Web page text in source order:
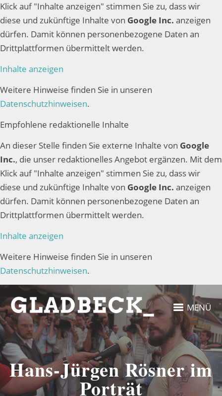
Klick auf "Inhalte anzeigen" stimmen Sie zu, dass wir
diese und zukünftige Inhalte von Google Inc. anzeigen
dürfen. Damit können personenbezogene Daten an
Drittplattformen übermittelt werden.
Inhalte anzeigen
Weitere Hinweise finden Sie in unseren
Datenschutzhinweisen.
Empfohlene redaktionelle Inhalte
An dieser Stelle finden Sie externe Inhalte von Google
Inc., die unser redaktionelles Angebot ergänzen. Mit dem
Klick auf "Inhalte anzeigen" stimmen Sie zu, dass wir
diese und zukünftige Inhalte von Google Inc. anzeigen
dürfen. Damit können personenbezogene Daten an
Drittplattformen übermittelt werden.
Inhalte anzeigen
Weitere Hinweise finden Sie in unseren
Datenschutzhinweisen.
MENÜ
Hans-Jürgen Rösner im
Porträt